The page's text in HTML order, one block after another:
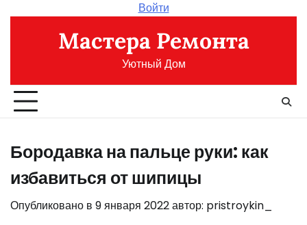
содержимому
Войти
Мастера Ремонта
Уютный Дом
Бородавка на пальце руки: как
избавиться от шипицы
Опубликовано в 9 января 2022автор: pristroykin_